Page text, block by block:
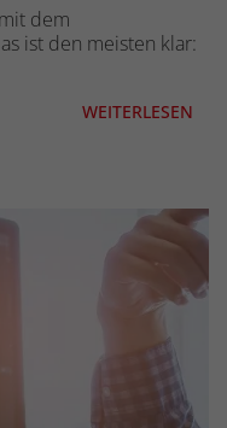
dem
ist den meisten klar:
WEITERLESEN